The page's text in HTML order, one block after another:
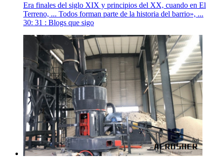
Era finales del siglo XIX y principios del XX, cuando en El
Terreno, ... Todos forman parte de la historia del barrio», ...
30: 31 : Blogs que sigo